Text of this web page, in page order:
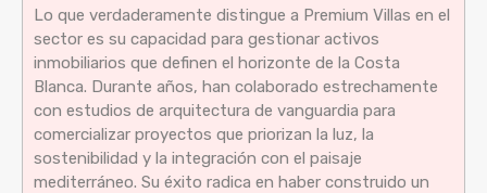
Lo que verdaderamente distingue a Premium Villas en el
sector es su capacidad para gestionar activos
inmobiliarios que definen el horizonte de la Costa
Blanca. Durante años, han colaborado estrechamente
con estudios de arquitectura de vanguardia para
comercializar proyectos que priorizan la luz, la
sostenibilidad y la integración con el paisaje
mediterráneo. Su éxito radica en haber construido un